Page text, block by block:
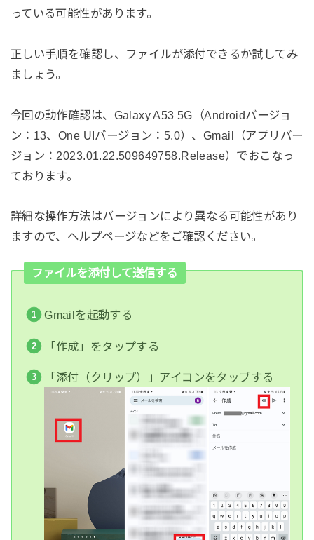
っている可能性があります。
正しい手順を確認し、ファイルが添付できるか試してみ
ましょう。
今回の動作確認は、Galaxy A53 5G（Androidバージョ
ン：13、One UIバージョン：5.0）、Gmail（アプリバー
ジョン：2023.01.22.509649758.Release）でおこなっ
ております。
詳細な操作方法はバージョンにより異なる可能性があり
ますので、ヘルプページなどをご確認ください。
ファイルを添付して送信する
Gmailを起動する
「作成」をタップする
「添付（クリップ）」アイコンをタップする